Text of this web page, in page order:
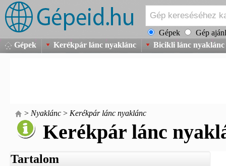
Gépek
Gép
Gépek
Kerékpár lánc nyaklánc Bicikli lánc nyaklánc
> Nyaklánc > Kerékpár lánc nyaklánc
Kerékpár lánc
Tartalom